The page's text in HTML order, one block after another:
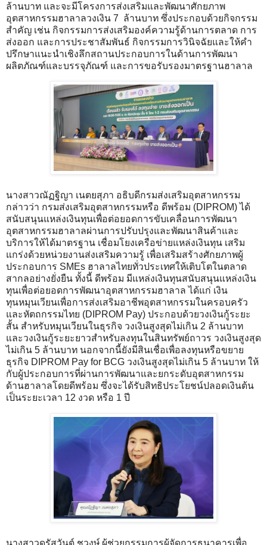
ล้านบาท และจะมีโครงการส่งเสริมและพัฒนาศักยภาพ
อุตสาหกรรมฮาลาลวงเงิน 7 ล้านบาท ซึ่งประกอบด้วยกิจกรรม
สำคัญ เช่น กิจกรรมการส่งเสริมองค์ความรู้ด้านการตลาด การ
ส่งออก และการประชาสัมพันธ์ กิจกรรมการวินิจฉัยและให้คำ
ปรึกษาแนะนำเชิงลึกสถานประกอบการในด้านการพัฒนา
ผลิตภัณฑ์และบรรจุภัณฑ์ และการขอรับรองมาตรฐานฮาลาล
นางสาวณัฏฐิญา เนตยสุภา อธิบดีกรมส่งเสริมอุตสาหกรรม
กล่าวว่า กรมส่งเสริมอุตสาหกรรมหรือ ดีพร้อม (DIPROM) ได้
สนับสนุนแหล่งเงินทุนเพื่อต่อยอดการขับเคลื่อนการพัฒนา
อุตสาหกรรมฮาลาลผ่านการปรับปรุงและพัฒนาสินค้าและ
บริการให้ได้มาตรฐาน เชื่อมโยงเครือข่ายแหล่งเงินทุน เสริม
แกร่งด้วยหน่วยงานส่งเสริมความรู้ เพื่อเสริมสร้างศักยภาพผู้
ประกอบการ SMEs ฮาลาลไทยทั่วประเทศให้เติบโตในตลาด
สากลอย่างยั่งยืน ทั้งนี้ ดีพร้อม มีแหล่งเงินทุนสนับสนุนแหล่งเงิน
ทุนเพื่อต่อยอดการพัฒนาอุตสาหกรรมฮาลาล ได้แก่ เงิน
ทุนหมุนเวียนเพื่อการส่งเสริมอาชีพอุตสาหกรรมในครอบครัว
และหัตถกรรมไทย (DIPROM Pay) ประกอบด้วยวงเงินกู้ระยะ
สั้น สำหรับหมุนเวียนในธุรกิจ วงเงินสูงสุดไม่เกิน 2 ล้านบาท
และวงเงินกู้ระยะยาวสำหรับลงทุนในสินทรัพย์ถาวร วงเงินสูงสุด
ไม่เกิน 5 ล้านบาท นอกจากนี้ยังมีสินเชื่อเพื่อลงทุนหรือขยาย
ธุรกิจ DIPROM Pay for BCG วงเงินสูงสุดไม่เกิน 5 ล้านบาท ให้
กับผู้ประกอบการที่ผ่านการพัฒนาและยกระดับอุตสาหกรรม
ด้านฮาลาลโดยดีพร้อม ซึ่งจะได้รับสิทธิประโยชน์ปลอดเงินต้น
เป็นระยะเวลา 12 งวด หรือ 1 ปี